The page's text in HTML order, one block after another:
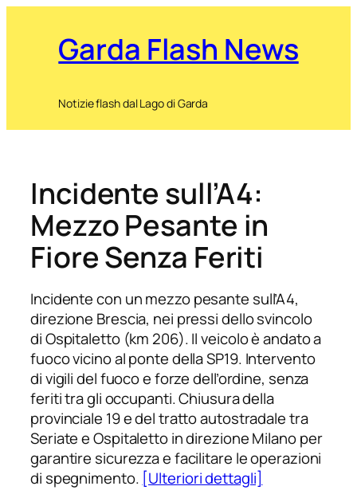
Garda Flash News
Notizie flash dal Lago di Garda
Incidente sull’A4:
Mezzo Pesante in
Fiore Senza Feriti
Incidente con un mezzo pesante sull’A4,
direzione Brescia, nei pressi dello svincolo
di Ospitaletto (km 206). Il veicolo è andato a
fuoco vicino al ponte della SP19. Intervento
di vigili del fuoco e forze dell’ordine, senza
feriti tra gli occupanti. Chiusura della
provinciale 19 e del tratto autostradale tra
Seriate e Ospitaletto in direzione Milano per
garantire sicurezza e facilitare le operazioni
di spegnimento. [Ulteriori dettagli]